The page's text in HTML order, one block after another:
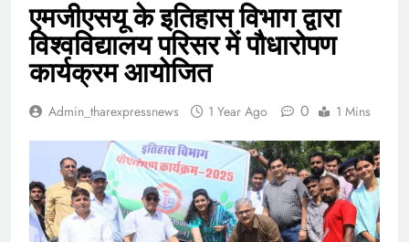
एमजीएसयू के इतिहास विभाग द्वारा
विश्वविद्यालय परिसर में पौधारोपण
कार्यक्रम आयोजित
Admin_tharexpressnews 1 Year Ago 0 1 Mins